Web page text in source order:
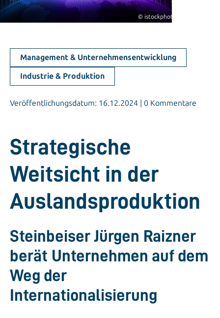
© istockphoto.com/hqrloveq
Management & Unternehmensentwicklung
Industrie & Produktion
Veröffentlichungsdatum: 16.12.2024 | 0 Kommentare
Strategische
Weitsicht in der
Auslandsproduktion
Steinbeiser Jürgen Raizner
berät Unternehmen auf dem
Weg der
Internationalisierung